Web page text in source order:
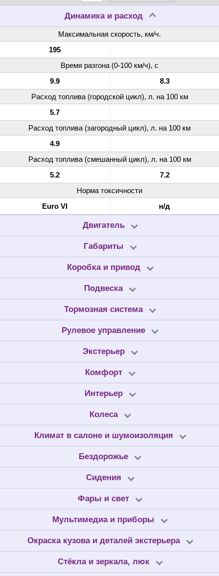
Динамика и расход
Максимальная скорость, км/ч.
195
Время разгона (0-100 км/ч), с
9.9
8.3
Расход топлива (городской цикл), л. на 100 км
5.7
Расход топлива (загородный цикл), л. на 100 км
4.9
Расход топлива (смешанный цикл), л. на 100 км
5.2
7.2
Норма токсичности
Euro VI
н/д
Двигатель
Габариты
Коробка и привод
Подвеска
Тормозная система
Рулевое управление
Экстерьер
Комфорт
Интерьер
Колеса
Климат в салоне и шумоизоляция
Бездорожье
Сидения
Фары и свет
Мультимедиа и приборы
Окраска кузова и деталей экстерьера
Стёкла и зеркала, люк